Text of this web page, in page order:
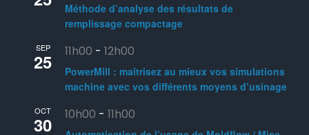
Méthode d’analyse des résultats de
remplissage compactage
SEP
25 11h00 - 12h00
PowerMill : maîtrisez au mieux vos simulations
machine avec vos différents moyens d’usinage
OCT
30 10h00 - 11h00